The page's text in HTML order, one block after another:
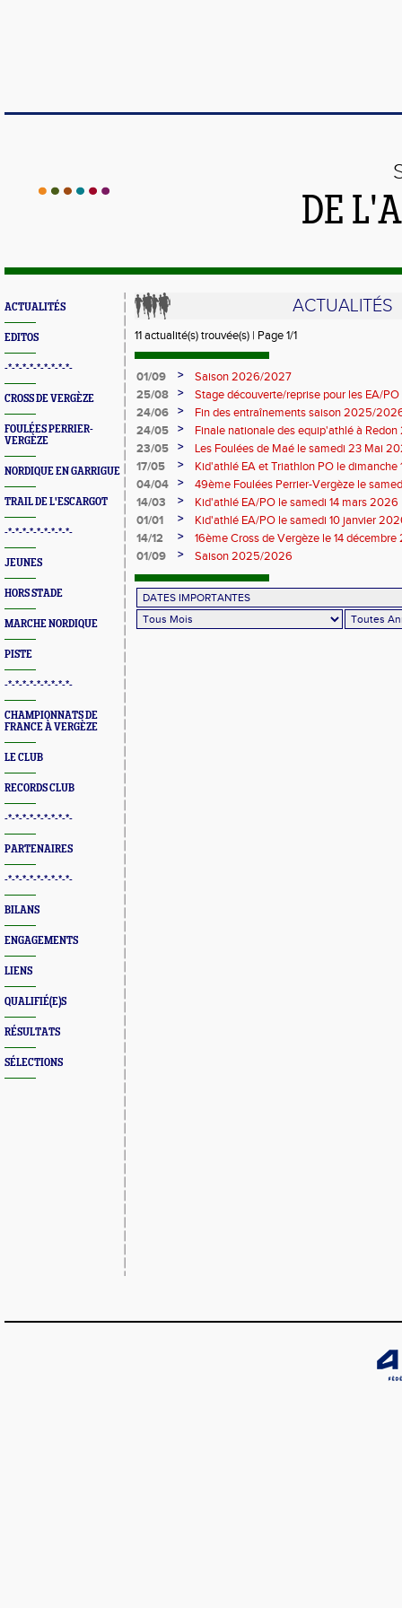
DE
ACTUALITÉS
EDITOS
-*-*-*-*-*-*-*-*-*-
CROSS DE VERGÈZE
FOULÉES PERRIER-
VERGÈZE
NORDIQUE EN GARRIGUE
TRAIL DE L'ESCARGOT
-*-*-*-*-*-*-*-*-*-
JEUNES
HORS STADE
MARCHE NORDIQUE
PISTE
-*-*-*-*-*-*-*-*-*-
CHAMPIONNATS DE
FRANCE À VERGÈZE
LE CLUB
RECORDS CLUB
-*-*-*-*-*-*-*-*-*-
PARTENAIRES
-*-*-*-*-*-*-*-*-*-
BILANS
ENGAGEMENTS
LIENS
QUALIFIÉ(E)S
RÉSULTATS
SÉLECTIONS
ACTUALITÉS
11 actualité(s) trouvée(s) | Page 1/1
01/09 >
Saison 2026/2027
25/08
>
Stage découverte/reprise pour les EA/PO
24/06
>
Fin des entraînements saison 2025/
24/05
>
Finale nationale des equip'athlé à
23/05
>
Les Foulées de Maé le samedi 23 Mai
17/05
>
Kid'athlé EA et Triathlon PO le dimanche
04/04
>
49ème Foulées Perrier-Vergèze le
14/03
>
Kid'athlé EA/PO le samedi 14 mars 2026
01/01
>
Kid'athlé EA/PO le samedi 10 janvier
14/12
>
16ème Cross de Vergèze le 14
championnat départemental
01/09 > Saison 2025/2026